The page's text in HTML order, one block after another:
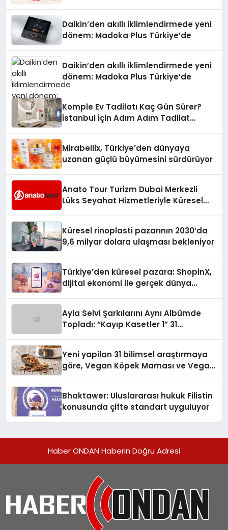
Daikin’den akıllı iklimlendirmede yeni
dönem: Madoka Plus Türkiye’de
Daikin’den akıllı iklimlendirmede yeni
dönem: Madoka Plus Türkiye’de
Komple Ev Tadilatı Kaç Gün Sürer?
İstanbul İçin Adım Adım Tadilat
Mirabellix, Türkiye’den dünyaya
uzanan güçlü büyümesini sürdürüyor
Anato Tour Turizm Dubai Merkezli
Lüks Seyahat Hizmetleriyle Küresel
Küresel rinoplasti pazarının 2030’da
9,6 milyar dolara ulaşması bekleniyor
Türkiye’den küresel pazara: ShopinX,
dijital ekonomi ile gerçek dünya
Ayla Selvi Şarkılarını Aynı Albümde
Topladı: “Kayıp Kasetler 1” 31
Yeni yapilan 31 bilimsel araştırmaya
göre, Vegan Köpek Maması ve Vegan
Bhaktawer: Uluslararası hukuk Filistin
konusunda çifte standart uyguluyor
Haber ONDAN Haberin Doğru Adresi